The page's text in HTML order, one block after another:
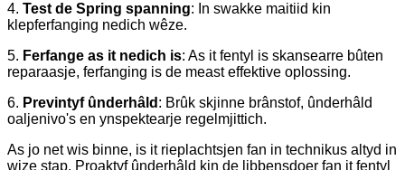
4. Test de Spring spanning: In swakke maitiid kin
klepferfanging nedich wêze.
5. Ferfange as it nedich is: As it fentyl is skansearre bûten
reparaasje, ferfanging is de meast effektive oplossing.
6. Previntyf ûnderhâld : Brûk skjinne brânstof, ûnderhâld
oaljenivo's en ynspektearje regelmjittich.
As jo ​​​​net wis binne, is it rieplachtsjen fan in technikus altyd in
wize stap. Proaktyf ûnderhâld kin de libbensdoer fan it fentyl